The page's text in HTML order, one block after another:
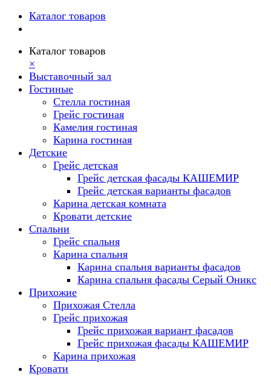
Каталог товаров
Каталог товаров
×
Выставочный зал
Гостиные
Стелла гостиная
Грейс гостиная
Камелия гостиная
Карина гостиная
Детские
Грейс детская
Грейс детская фасады КАШЕМИР
Грейс детская варианты фасадов
Карина детская комната
Кровати детские
Спальни
Грейс спальня
Карина спальня
Карина спальня варианты фасадов
Карина спальня фасады Серый Оникс
Прихожие
Прихожая Стелла
Грейс прихожая
Грейс прихожая вариант фасадов
Грейс прихожая фасады КАШЕМИР
Карина прихожая
Кровати